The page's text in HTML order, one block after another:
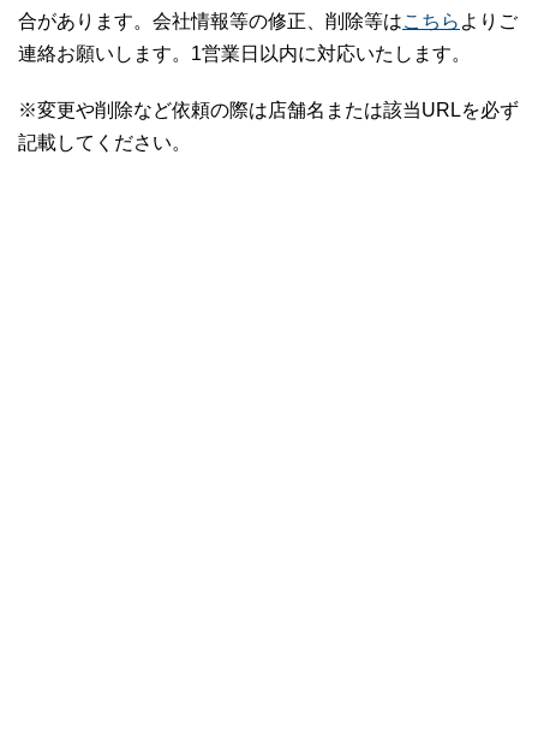
合があります。会社情報等の修正、削除等はこちら よりご
連絡お願いします。1営業日以内に対応いたします。
※変更や削除など依頼の際は店舗名または該当URLを必ず
記載してください。